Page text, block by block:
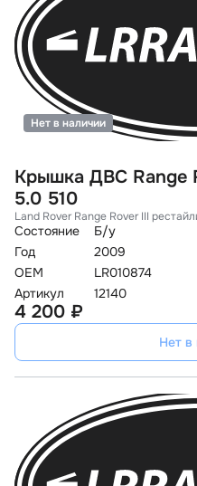
Крышка ДВС Range
5.0 510
Land Rover Range Rover III
Состояние
Б/у
Год
2009
OEM
LR010874
Артикул
12140
Нет в наличии
4 200 ₽
Нет в